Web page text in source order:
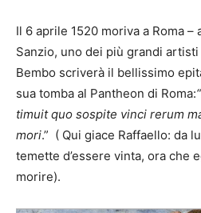
Il 6 aprile 1520 moriva a Roma –
Sanzio, uno dei più grandi
Bembo scriverà il bellissimo
sua tomba al Pantheon di Roma:
timuit quo sospite vinci rerum
mori.” ( Qui giace Raffaello: da
temette d’essere vinta, ora che
morire).